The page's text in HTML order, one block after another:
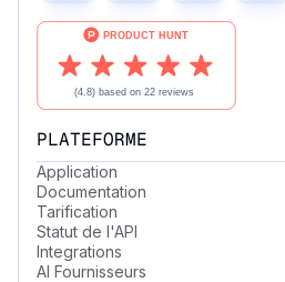
PLATEFORME
Application
Documentation
Tarification
Statut de l'API
Integrations
AI Fournisseurs